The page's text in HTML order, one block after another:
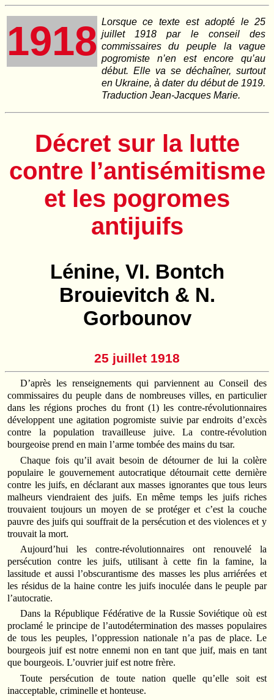
1918 Lorsque ce texte est adopté le 25
juillet 1918 par le conseil des
commissaires du peuple la vague
pogromiste n’en est encore qu’au
début. Elle va se déchaîner, surtout
en Ukraine, à dater du début de 1919.
Traduction Jean-Jacques Marie.
Décret sur la lutte
contre l’antisémitisme
et les pogromes
antijuifs
Lénine, VI. Bontch
Brouievitch & N.
Gorbounov
25 juillet 1918
D’après les renseignements qui parviennent au Conseil des
commissaires du peuple dans de nombreuses villes, en particulier
dans les régions proches du front (1) les contre-révolutionnaires
développent une agitation pogromiste suivie par endroits d’excès
contre la population travailleuse juive. La contre-révolution
bourgeoise prend en main l’arme tombée des mains du tsar.
Chaque fois qu’il avait besoin de détourner de lui la colère
populaire le gouvernement autocratique détournait cette dernière
contre les juifs, en déclarant aux masses ignorantes que tous leurs
malheurs viendraient des juifs. En même temps les juifs riches
trouvaient toujours un moyen de se protéger et c’est la couche
pauvre des juifs qui souffrait de la persécution et des violences et y
trouvait la mort.
Aujourd’hui les contre-révolutionnaires ont renouvelé la
persécution contre les juifs, utilisant à cette fin la famine, la
lassitude et aussi l’obscurantisme des masses les plus arriérées et
les résidus de la haine contre les juifs inoculée dans le peuple par
l’autocratie.
Dans la République Fédérative de la Russie Soviétique où est
proclamé le principe de l’autodétermination des masses populaires
de tous les peuples, l’oppression nationale n’a pas de place. Le
bourgeois juif est notre ennemi non en tant que juif, mais en tant
que bourgeois. L’ouvrier juif est notre frère.
Toute persécution de toute nation quelle qu’elle soit est
inacceptable, criminelle et honteuse.